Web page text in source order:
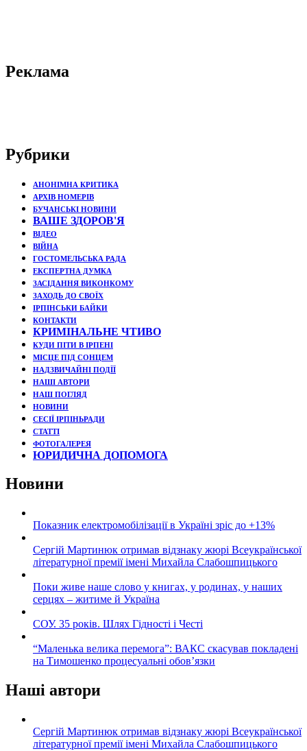
Реклама
Рубрики
АНОНІМНА КРИТИКА
АРХІВ НОМЕРІВ
БУЧАНСЬКІ НОВИНИ
ВАШЕ ЗДОРОВ'Я
ВІДЕО
ВІЙНА
ГОСТОМЕЛЬСЬКА РАДА
ЕКСПЕРТНА ДУМКА
ЗАСІДАННЯ ВИКОНКОМУ
ЗАХОДЬ ДО СВОЇХ
ІРПІНСЬКИ БАЙКИ
КОНТАКТИ
КРИМІНАЛЬНЕ ЧТИВО
КУДИ ПІТИ В ІРПЕНІ
МІСЦЕ ПІД СОНЦЕМ
НАДЗВИЧАЙНІ ПОДЇЇ
НАШІ АВТОРИ
НАШ ПОГЛЯД
НОВИНИ
СЕСІЇ ІРПІНЬРАДИ
СТАТТІ
ФОТОГАЛЕРЕЯ
ЮРИДИЧНА ДОПОМОГА
Новини
Показник електромобілізації в Україні зріс до +13%
Сергій Мартинюк отримав відзнаку жюрі Всеукраїнської
літературної премії імені Михайла Слабошпицького
Поки живе наше слово у книгах, у родинах, у наших
серцях – житиме й Україна
СОУ. 35 років. Шлях Гідності і Честі
“Маленька велика перемога”: ВАКС скасував покладені
на Тимошенко процесуальні обов’язки
Наші автори
Сергій Мартинюк отримав відзнаку жюрі Всеукраїнської
літературної премії імені Михайла Слабошпицького